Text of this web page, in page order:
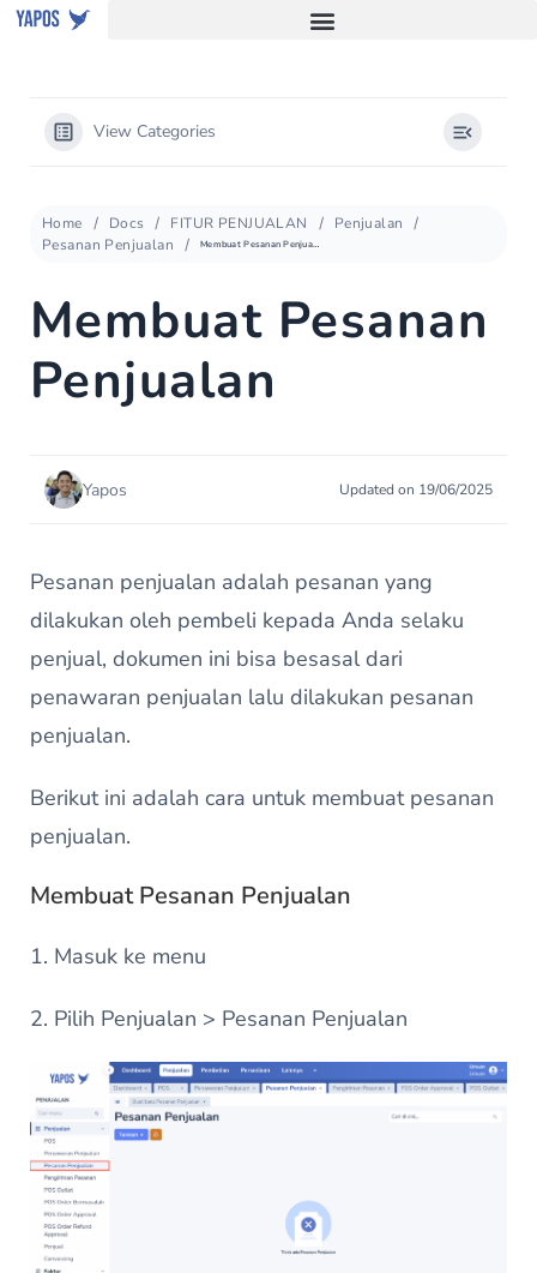
View Categories
Home Docs FITUR PENJUALAN
Penjualan
Pesanan Penjualan
Membuat Pesanan Penjualan
Membuat Pesanan
Penjualan
Yapos Updated on 19/06/2025
Pesanan penjualan adalah pesanan yang
dilakukan oleh pembeli kepada Anda selaku
penjual, dokumen ini bisa besasal dari
penawaran penjualan lalu dilakukan pesanan
penjualan.
Berikut ini adalah cara untuk membuat pesanan
penjualan.
Membuat Pesanan Penjualan
1. Masuk ke menu
2. Pilih Penjualan > Pesanan Penjualan